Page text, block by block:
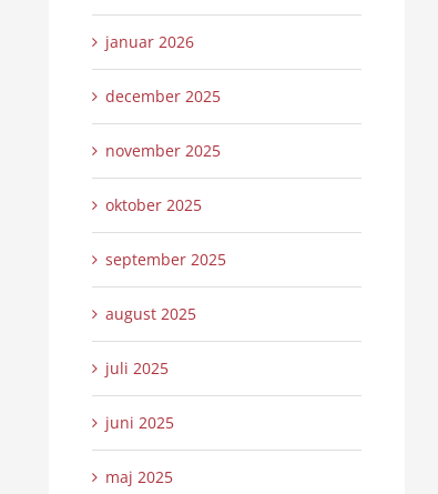
januar 2026
december 2025
november 2025
oktober 2025
september 2025
august 2025
juli 2025
juni 2025
maj 2025